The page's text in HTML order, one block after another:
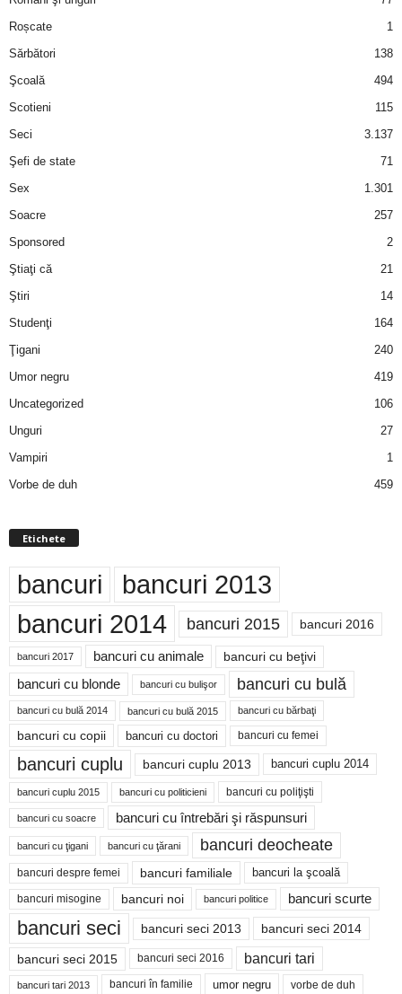
Roșcate
1
Sărbători
138
Şcoală
494
Scotieni
115
Seci
3.137
Şefi de state
71
Sex
1.301
Soacre
257
Sponsored
2
Ştiaţi că
21
Ştiri
14
Studenţi
164
Ţigani
240
Umor negru
419
Uncategorized
106
Unguri
27
Vampiri
1
Vorbe de duh
459
Etichete
bancuri bancuri 2013
bancuri 2014 bancuri 2015 bancuri 2016
bancuri 2017 bancuri cu animale bancuri cu beţivi
bancuri cu blonde bancuri cu bulişor bancuri cu bulă
bancuri cu bulă 2014 bancuri cu bulă 2015 bancuri cu bărbaţi
bancuri cu copii bancuri cu doctori bancuri cu femei
bancuri cuplu bancuri cuplu 2013 bancuri cuplu 2014
bancuri cuplu 2015 bancuri cu politicieni bancuri cu poliţişti
bancuri cu soacre bancuri cu întrebări şi răspunsuri
bancuri cu ţigani bancuri cu ţărani bancuri deocheate
bancuri despre femei bancuri familiale bancuri la şcoală
bancuri misogine bancuri noi bancuri politice bancuri scurte
bancuri seci bancuri seci 2013 bancuri seci 2014
bancuri seci 2015 bancuri seci 2016 bancuri tari
bancuri tari 2013 bancuri în familie umor negru vorbe de duh